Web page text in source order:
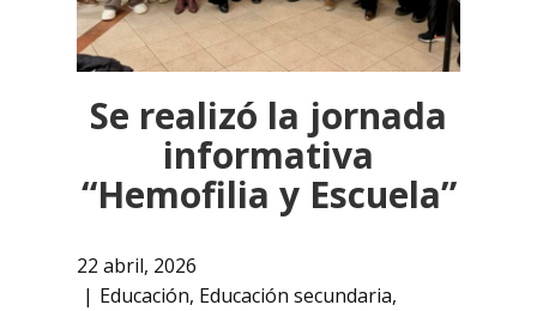
Se realizó la jornada
informativa
“Hemofilia y Escuela”
22 abril, 2026
Educación, Educación secundaria,